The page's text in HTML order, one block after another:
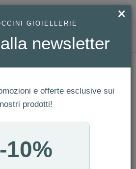
REF. EGS2995040
Ref. EGS2995040
×
GIOIELLERIE
newsletter
e offerte esclusive sui
nostri prodotti!
-10%